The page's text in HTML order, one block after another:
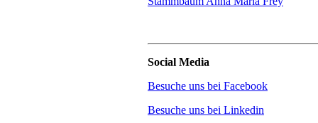
Social Media
Besuche uns bei Facebook
Besuche uns bei Linkedin